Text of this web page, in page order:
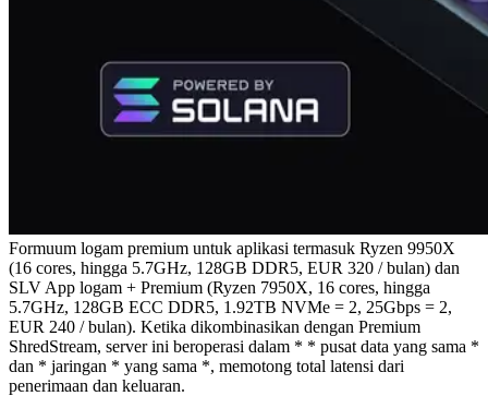
Formuum logam premium untuk aplikasi termasuk Ryzen 9950X
(16 cores, hingga 5.7GHz, 128GB DDR5, EUR 320 / bulan) dan
SLV App logam + Premium (Ryzen 7950X, 16 cores, hingga
5.7GHz, 128GB ECC DDR5, 1.92TB NVMe = 2, 25Gbps = 2,
EUR 240 / bulan). Ketika dikombinasikan dengan Premium
ShredStream, server ini beroperasi dalam * * pusat data yang sama *
dan * jaringan * yang sama *, memotong total latensi dari
penerimaan dan keluaran.